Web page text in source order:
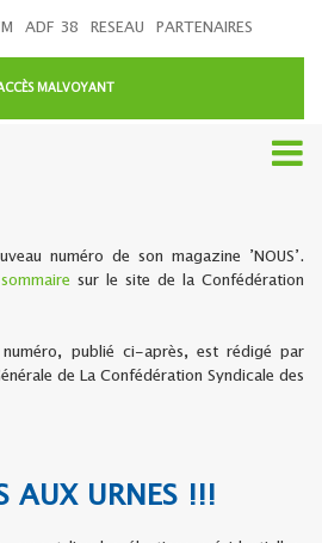
ADF 38 RESEAU PARTENAIRES
MALVOYANT
numéro de son magazine ’NOUS’.
sur le site de la Confédération
numéro, publié ci-après, est rédigé par
de La Confédération Syndicale des
AUX URNES !!!